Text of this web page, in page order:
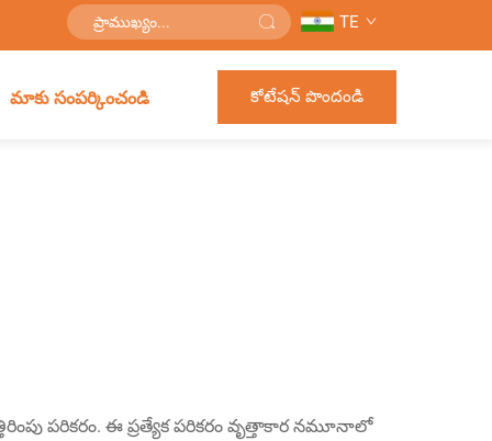
TE
మాకు సంపర్కించండి కోటేషన్ పొందండి
పరికరం. ఈ ప్రత్యేక పరికరం వృత్తాకార నమూనాలో